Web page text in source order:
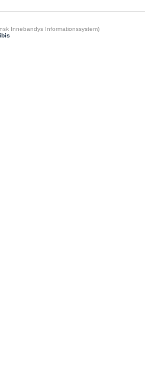
Innebandys Informationssystem)